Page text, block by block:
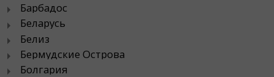
Барбадос
Беларусь
Белиз
Бермудские Острова
Болгария